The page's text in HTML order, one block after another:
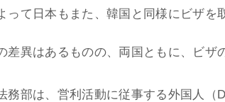
て日本もまた、韓国と同様にビザを
差異はあるものの、両国ともに、ビ
部は、営利活動に従事する外国人（